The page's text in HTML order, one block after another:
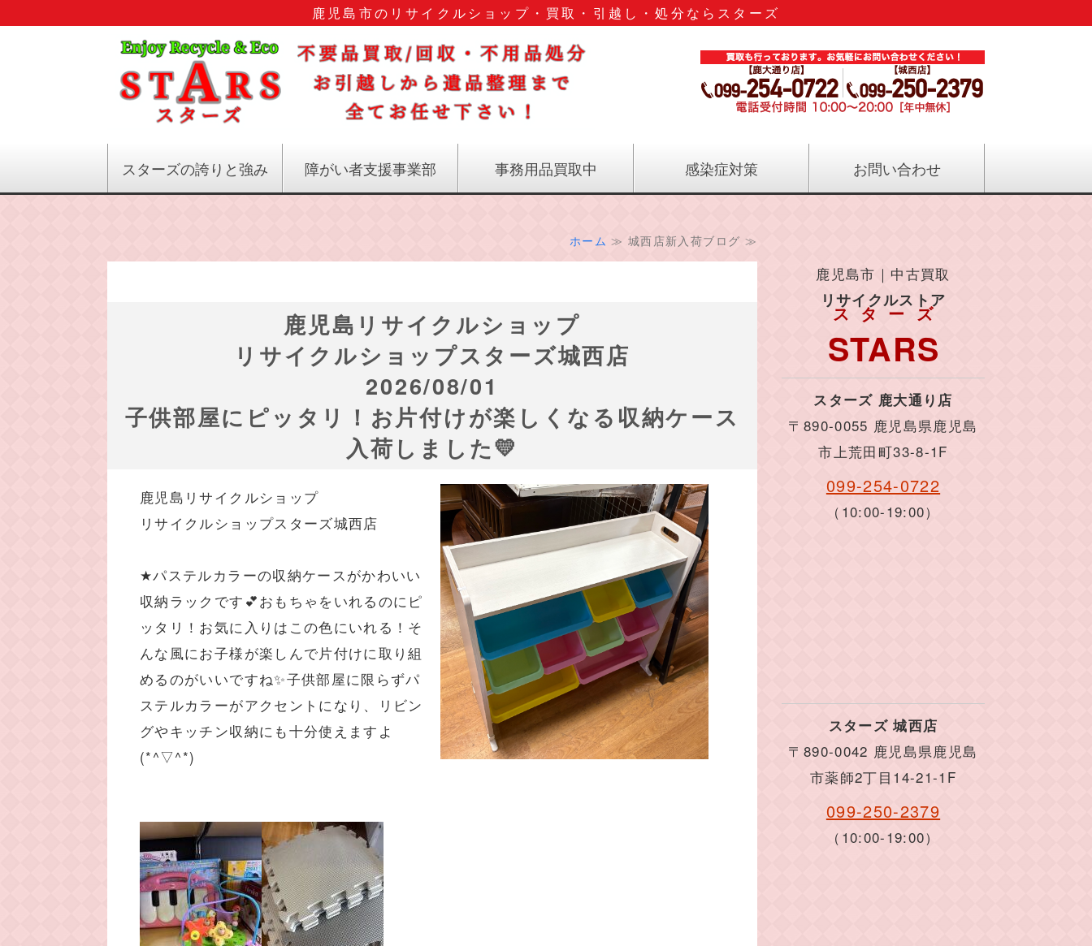
鹿児島市のリサイクルショップ・買取・引越し・処分ならスターズ
スターズの誇りと強み 障がい者支援事業部 事務用品買取中 感染症対策 お問い合わせ
ホーム ≫ 城西店新入荷ブログ ≫
鹿児島リサイクルショップ
リサイクルショップスターズ城西店
2026/08/01
子供部屋にピッタリ！お片付けが楽しくなる収納ケース
入荷しました💛
鹿児島リサイクルショップ
リサイクルショップスターズ城西店
★パステルカラーの収納ケースがかわいい
収納ラックです💕おもちゃをいれるのにピ
ッタリ！お気に入りはこの色にいれる！そ
んな風にお子様が楽しんで片付けに取り組
めるのがいいですね✨子供部屋に限らずパ
ステルカラーがアクセントになり、リビン
グやキッチン収納にも十分使えますよ
(*^▽^*)
鹿児島市｜中古買取
リサイクルストア
STARS
スターズ
スターズ 鹿大通り店
〒890-0055 鹿児島県鹿児島
市上荒田町33-8-1F
099-254-0722
（10:00-19:00）
スターズ 城西店
〒890-0042 鹿児島県鹿児島
市薬師2丁目14-21-1F
099-250-2379
（10:00-19:00）